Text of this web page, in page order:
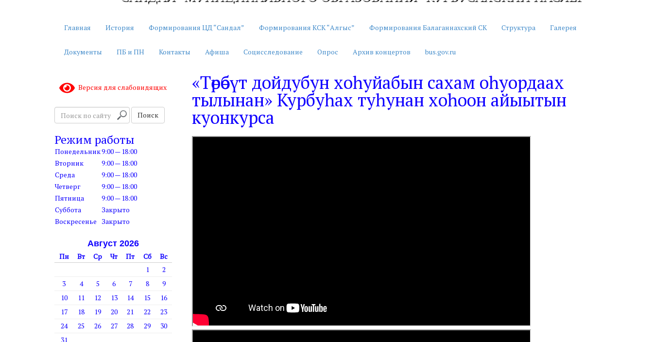
Главная История Формирования ЦД “Сандал” Формирования КСК “Алгыс” Формирования Балаганнахский СК Структура Галерея
Документы ПБ и ПН Контакты Афиша Социсследование Опрос Архив концертов bus.gov.ru
«Төрөөбүт дойдубун хоһуйабын сахам оһуордаах
тылынан» Курбуһах туһунан хоһоон айыытын
куонкурса
Версия для слабовидящих
П
о
с
к
п
о
с
а
й
т
Поиск
Режим работы
Понедельник9:00 — 18:00
Вторник
9:00 — 18:00
Среда
9:00 — 18:00
Четверг
9:00 — 18:00
Пятница
9:00 — 18:00
Суббота
Закрыто
Воскресенье
Закрыто
Август 2026
Пн Вт Ср Чт Пт Сб
Вс
1
2
3
4 5 6 7 8
9
10
11 12 13 14 15
16
17
18 19 20 21 22
23
24
25 26 27 28 29
30
31